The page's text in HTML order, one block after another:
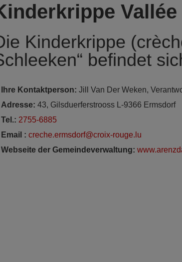
Vallée
Kinderkrippe
befindet
Ihre Kontaktperson: Jill Van Der Weken,
Adresse: 43, Gilsduerferstrooss L-9366 Ermsdorf
Tel.: 2755-6885
Email : creche.ermsdorf@croix-rouge.lu
Webseite der Gemeindeverwaltung: